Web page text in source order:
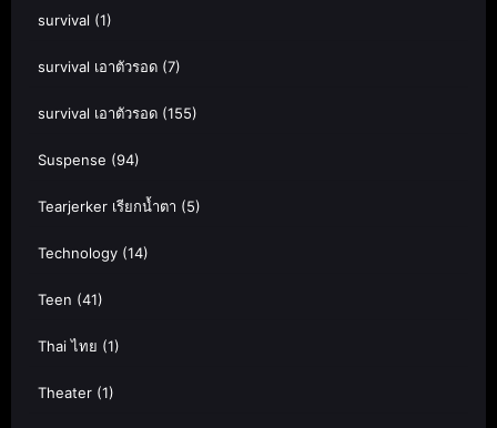
survival (1)
survival เอาตัวรอด (7)
survival เอาตัวรอด (155)
Suspense (94)
Tearjerker เรียกน้ำตา (5)
Technology (14)
Teen (41)
Thai ไทย (1)
Theater (1)